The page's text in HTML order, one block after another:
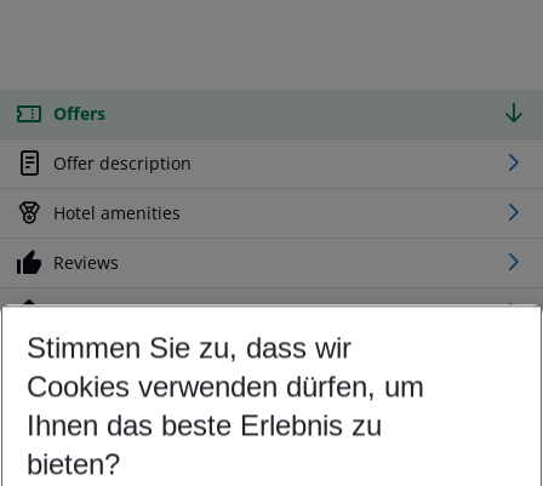
Offers
Offer description
Hotel amenities
Reviews
Location
Customize your offer
Find the perfect deal which suits your best
Your departure airport
Any airport
Stimmen Sie zu, dass wir
Cookies verwenden dürfen, um
Ihnen das beste Erlebnis zu
bieten?